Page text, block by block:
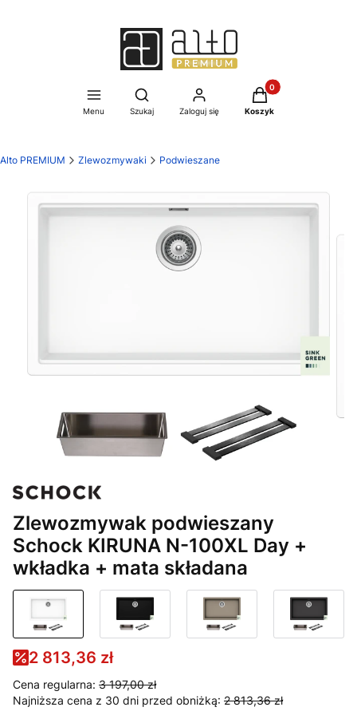
Menu
Otwórz wyszukiwarkę
Szukaj Zaloguj się
Produkty w
Koszyk
Alto PREMIUM Zlewozmywaki Podwieszane
Zlewozmywak podwieszany
Schock KIRUNA N-100XL Day +
wkładka + mata składana
2 813,36 zł
Cena regularna: 3 197,00 zł
Najniższa cena z 30 dni przed obniżką: 2 813,36 zł